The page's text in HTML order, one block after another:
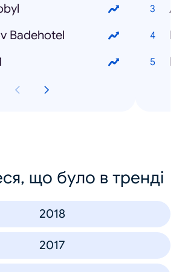
Badehotel
що було в тренді
2018
2017